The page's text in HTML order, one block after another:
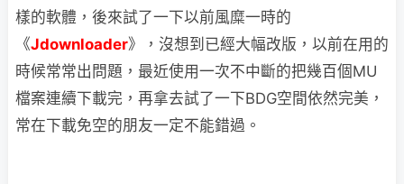
樣的軟體，後來試了一下以前風糜一時的
《Jdownloader》，沒想到已經大幅改版，以前在用的
時候常常出問題，最近使用一次不中斷的把幾百個MU
檔案連續下載完，再拿去試了一下BDG空間依然完美，
常在下載免空的朋友一定不能錯過。